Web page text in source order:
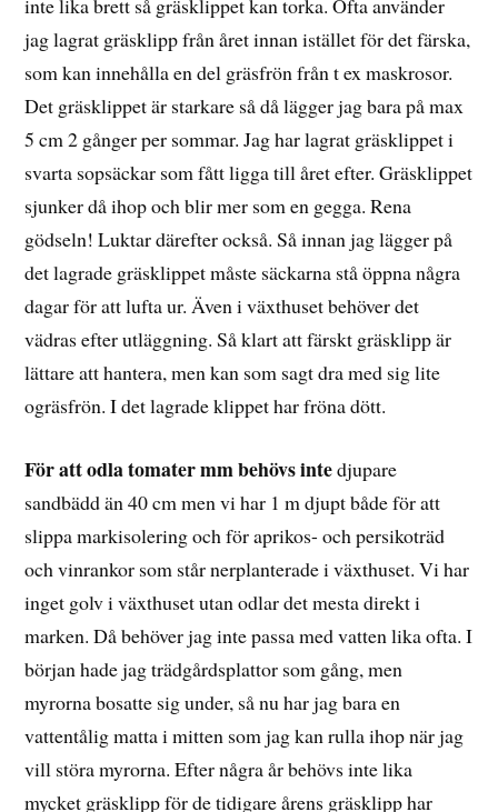
inte lika brett så gräsklippet kan torka. Ofta använder
jag lagrat gräsklipp från året innan istället för det färska,
som kan innehålla en del gräsfrön från t ex maskrosor.
Det gräsklippet är starkare så då lägger jag bara på max
5 cm 2 gånger per sommar. Jag har lagrat gräsklippet i
svarta sopsäckar som fått ligga till året efter. Gräsklippet
sjunker då ihop och blir mer som en gegga. Rena
gödseln! Luktar därefter också. Så innan jag lägger på
det lagrade gräsklippet måste säckarna stå öppna några
dagar för att lufta ur. Även i växthuset behöver det
vädras efter utläggning. Så klart att färskt gräsklipp är
lättare att hantera, men kan som sagt dra med sig lite
ogräsfrön. I det lagrade klippet har fröna dött.
För att odla tomater mm behövs intedjupare
sandbädd än 40 cm men vi har 1 m djupt både för att
slippa markisolering och för aprikos- och persikoträd
och vinrankor som står nerplanterade i växthuset. Vi har
inget golv i växthuset utan odlar det mesta direkt i
marken. Då behöver jag inte passa med vatten lika ofta. I
början hade jag trädgårdsplattor som gång, men
myrorna bosatte sig under, så nu har jag bara en
vattentålig matta i mitten som jag kan rulla ihop när jag
vill störa myrorna. Efter några år behövs inte lika
mycket gräsklipp för de tidigare årens gräsklipp har